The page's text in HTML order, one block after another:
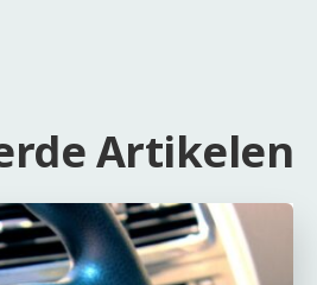
Artikelen